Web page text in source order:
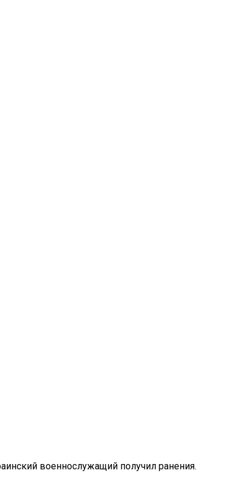
военнослужащий получил ранения.